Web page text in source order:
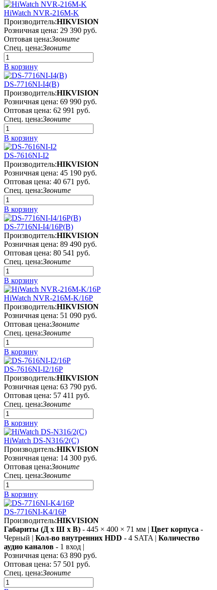
HiWatch NVR-216M-K
Производитель:HIKVISION
Розничная цена: 29 390 руб.
Оптовая цена:Звоните
Спец. цена:Звоните
В корзину
DS-7716NI-I4(B)
Производитель:HIKVISION
Розничная цена: 69 990 руб.
Оптовая цена: 62 991 руб.
Спец. цена:Звоните
В корзину
DS-7616NI-I2
Производитель:HIKVISION
Розничная цена: 45 190 руб.
Оптовая цена: 40 671 руб.
Спец. цена:Звоните
В корзину
DS-7716NI-I4/16P(B)
Производитель:HIKVISION
Розничная цена: 89 490 руб.
Оптовая цена: 80 541 руб.
Спец. цена:Звоните
В корзину
HiWatch NVR-216M-K/16P
Производитель:HIKVISION
Розничная цена: 51 090 руб.
Оптовая цена:Звоните
Спец. цена:Звоните
В корзину
DS-7616NI-I2/16P
Производитель:HIKVISION
Розничная цена: 63 790 руб.
Оптовая цена: 57 411 руб.
Спец. цена:Звоните
В корзину
HiWatch DS-N316/2(C)
Производитель:HIKVISION
Розничная цена: 14 300 руб.
Оптовая цена:Звоните
Спец. цена:Звоните
В корзину
DS-7716NI-K4/16P
Производитель:HIKVISION
Габариты (Д х Ш х В) - 445 × 400 × 71 мм | Цвет корпуса -
Черный | Кол-во внутренних HDD - 4 SATA | Количество
аудио каналов - 1 вход |
Розничная цена: 63 890 руб.
Оптовая цена: 57 501 руб.
Спец. цена:Звоните